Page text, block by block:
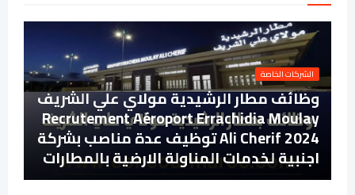
الشركات الخاصة
وظائف مطار الرشيدية مولاي علي الشريف
Recrutement Aéroport Errachidia Moulay
Ali Cherif 2024 توظيف عدة مناصب بشركة
اجنبية لخدمات المناولة الارضية بالمطارات